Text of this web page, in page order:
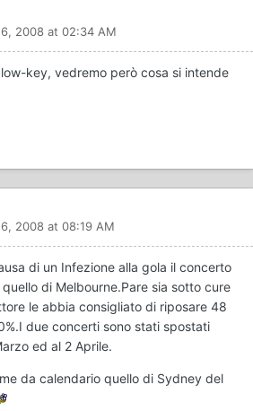
2008 at 02:34 AM
key, vedremo però cosa si intende
2008 at 08:19 AM
di un Infezione alla gola il concerto
di Melbourne.Pare sia sotto cure
le abbia consigliato di riposare 48
due concerti sono stati spostati
ed al 2 Aprile.
da calendario quello di Sydney del